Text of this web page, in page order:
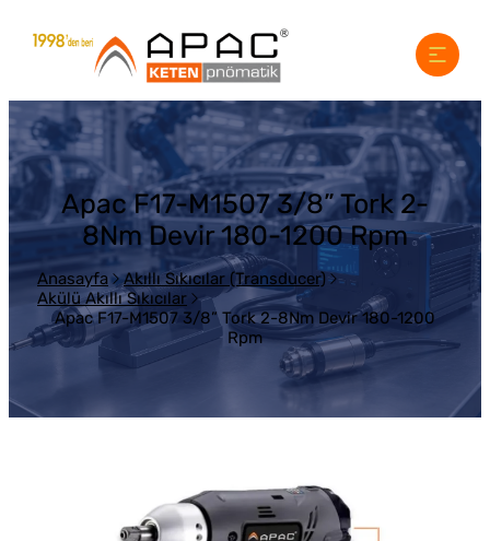
Apac F17-M1507 3/8” Tork 2-
8Nm Devir 180-1200 Rpm
Anasayfa
Akıllı Sıkıcılar (Transducer)
Akülü Akıllı Sıkıcılar
Apac F17-M1507 3/8” Tork 2-8Nm Devir 180-1200
Rpm